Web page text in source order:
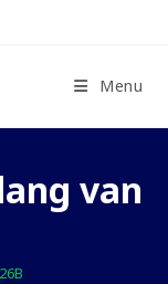
Menu
van